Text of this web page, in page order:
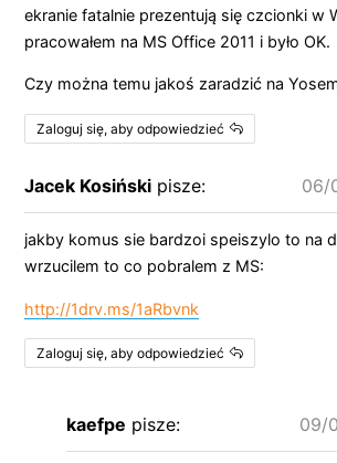
ekranie fatalnie prezentują się czcionki w
pracowałem na MS Office 2011 i było OK.
Czy można temu jakoś zaradzić na
Zaloguj się, aby odpowiedzieć
Jacek Kosiński pisze: 06/
jakby komus sie bardzoi speiszylo to na
wrzucilem to co pobralem z MS:
http://1drv.ms/1aRbvnk
Zaloguj się, aby odpowiedzieć
kaefpe pisze: 09/